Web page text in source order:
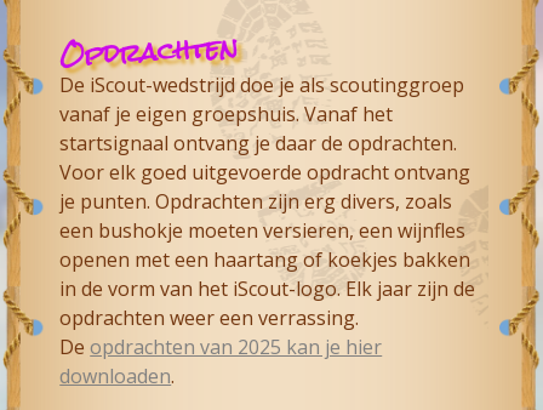
Opdrachten
De iScout-wedstrijd doe je als scoutinggroep
vanaf je eigen groepshuis. Vanaf het
startsignaal ontvang je daar de opdrachten.
Voor elk goed uitgevoerde opdracht ontvang
je punten. Opdrachten zijn erg divers, zoals
een bushokje moeten versieren, een wijnfles
openen met een haartang of koekjes bakken
in de vorm van het iScout-logo. Elk jaar zijn de
opdrachten weer een verrassing.
Deopdrachten van 2025 kan je hier
downloaden.